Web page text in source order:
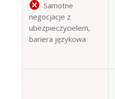
Samotne
negocjacje z
ubezpieczycielem,
bariera językowa